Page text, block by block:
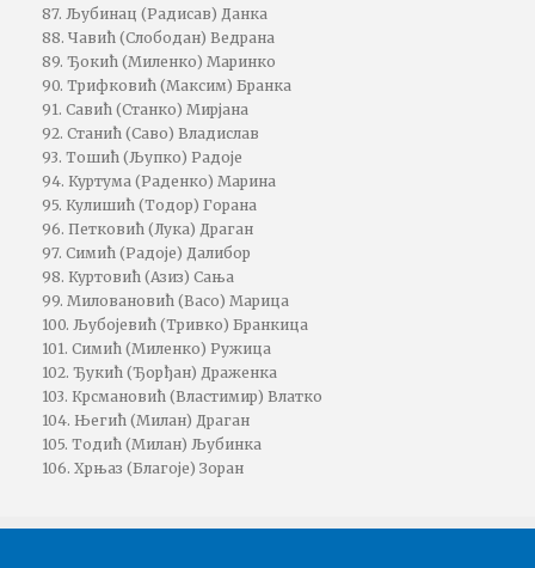
87. Љубинац (Радисав) Данка
88. Чавић (Слободан) Ведрана
89. Ђокић (Миленко) Маринко
90. Трифковић (Максим) Бранка
91. Савић (Станко) Мирјана
92. Станић (Саво) Владислав
93. Тошић (Љупко) Радоје
94. Куртума (Раденко) Марина
95. Кулишић (Тодор) Горана
96. Петковић (Лука) Драган
97. Симић (Радоје) Далибор
98. Куртовић (Азиз) Сања
99. Миловановић (Васо) Марица
100. Љубојевић (Тривко) Бранкица
101. Симић (Миленко) Ружица
102. Ђукић (Ђорђан) Драженка
103. Крсмановић (Властимир) Влатко
104. Његић (Милан) Драган
105. Тодић (Милан) Љубинка
106. Хрњаз (Благоје) Зоран